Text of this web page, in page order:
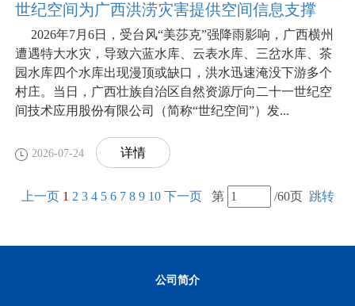
世纪空间为广西洪涝灾害提供空间信息支撑
2026年7月6日，受台风“美莎克”强降雨影响，广西横州
遭遇特大水灾，导致六蓝水库、云表水库、三岔水库、茶
园水库四个水库出现漫顶或缺口，洪水迅速淹没下游多个
村庄。当日，广西壮族自治区自然资源厅向二十一世纪空
间技术应用股份有限公司（简称“世纪空间”）发...
2026-07-24 详情
上一页 1 2 3 4 5 6 7 8 9 10 下一页 第 /60页 跳转
公司简介